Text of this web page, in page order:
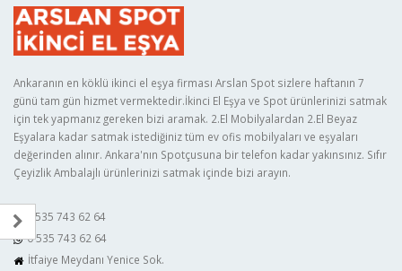
Ankaranın en köklü ikinci el eşya firması Arslan Spot sizlere haftanın 7
günü tam gün hizmet vermektedir.İkinci El Eşya ve Spot ürünlerinizi satmak
için tek yapmanız gereken bizi aramak. 2.El Mobilyalardan 2.El Beyaz
Eşyalara kadar satmak istediğiniz tüm ev ofis mobilyaları ve eşyaları
değerinden alınır. Ankara'nın Spotçusuna bir telefon kadar yakınsınız. Sıfır
Çeyizlik Ambalajlı ürünlerinizi satmak içinde bizi arayın.
0 535 743 62 64
0 535 743 62 64
İtfaiye Meydanı Yenice Sok.